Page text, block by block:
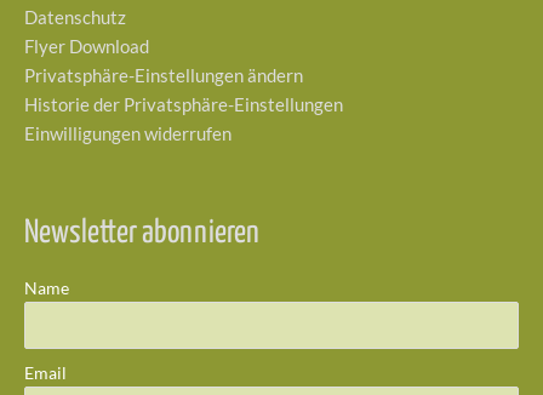
Datenschutz
Flyer Download
Privatsphäre-Einstellungen ändern
Historie der Privatsphäre-Einstellungen
Einwilligungen widerrufen
Newsletter abonnieren
Name
Email